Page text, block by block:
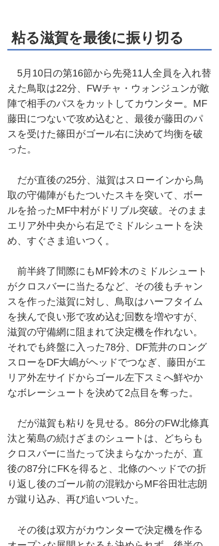
粘る滋賀を最後に振り切る
5月10日の第16節から先発11人全員を入れ替
えた鳥取は22分、FWチャ・ウォンジュンが敵
陣で相手のパスをカットしてカウンター。MF
藤田につないで攻め込むと、最後が藤田のパ
スを受けた篠田がゴール右に決めて均衡を破
った。
だが直後の25分、滋賀はスローインから鳥
取の守備陣がもたついたスキを突いて、ボー
ルを拾ったMF中村がドリブル突破。そのまま
エリア外中央から右足でミドルシュートを決
め、すぐさま追いつく。
前半終了間際にもMF鈴木のミドルシュート
がクロスバーに当たるなど、その後もチャン
スを作った滋賀に対し、鳥取はハーフタイム
を挟んで良い形で攻め込む回数を増やすが、
滋賀の守備網に阻まれて決定機を作れない。
それでも終盤に入った78分、DF荒井のロング
スローをDF大嶋がヘッドでつなぎ、藤田がエ
リア外左サイドからゴール左下スミへ鮮やか
なボレーシュートを決めて2点目を奪った。
だが滋賀も粘りを見せる。86分のFW北條真
汰と菊島の続けざまのシュートは、どちらも
クロスバーに当たって決まらなかったが、直
後の87分にFKを得ると、北條のヘッドでの折
り返し後のゴール前の混戦からMF谷田壮志朗
が蹴り込み、再び追いついた。
その後は双方がカウンターで決定機を作る